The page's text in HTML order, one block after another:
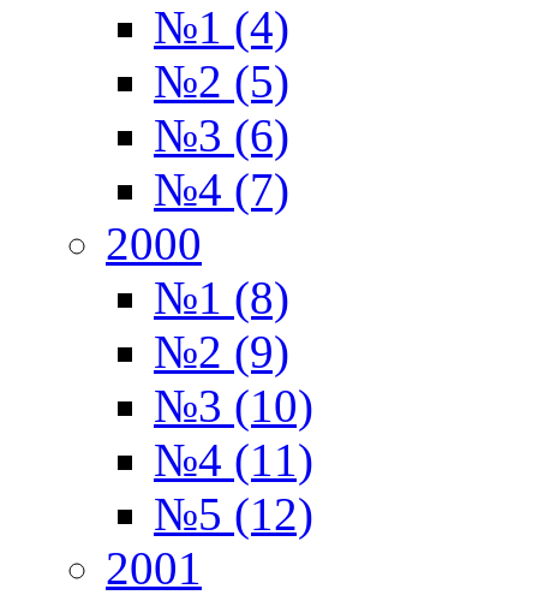
№1 (4)
№2 (5)
№3 (6)
№4 (7)
2000
№1 (8)
№2 (9)
№3 (10)
№4 (11)
№5 (12)
2001